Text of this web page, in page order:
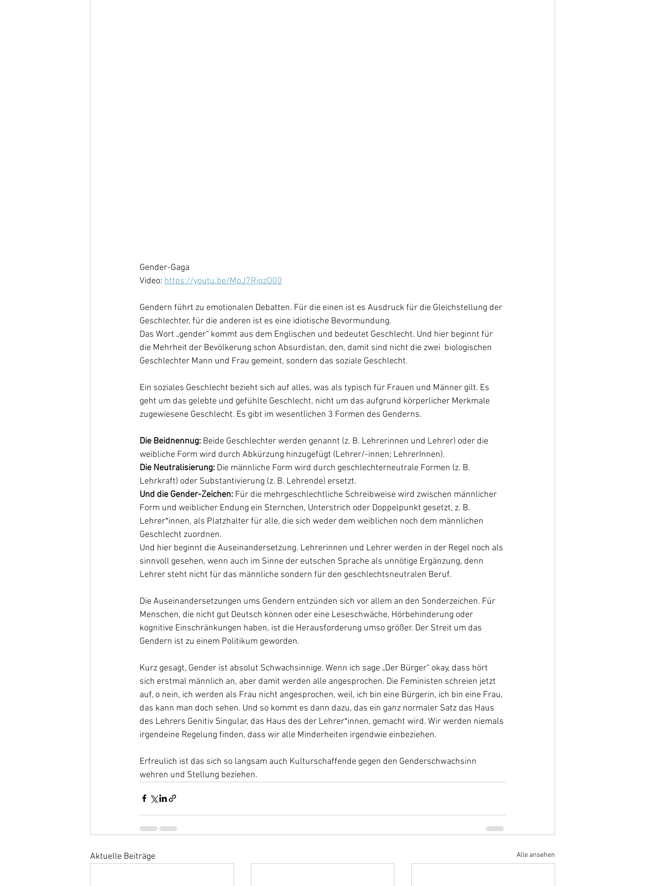
Gender-Gaga
Video: https://youtu.be/MpJ7RjozO00
Gendern führt zu emotionalen Debatten. Für die einen ist es Ausdruck für die Gleichstellung der
Geschlechter, für die anderen ist es eine idiotische Bevormundung.
Das Wort „gender“ kommt aus dem Englischen und bedeutet Geschlecht. Und hier beginnt für
die Mehrheit der Bevölkerung schon Absurdistan, den, damit sind nicht die zwei  biologischen
Geschlechter Mann und Frau gemeint, sondern das soziale Geschlecht.
Ein soziales Geschlecht bezieht sich auf alles, was als typisch für Frauen und Männer gilt. Es
geht um das gelebte und gefühlte Geschlecht, nicht um das aufgrund körperlicher Merkmale
zugewiesene Geschlecht. Es gibt im wesentlichen 3 Formen des Genderns.
Die Beidnennug: Beide Geschlechter werden genannt (z. B. Lehrerinnen und Lehrer) oder die
weibliche Form wird durch Abkürzung hinzugefügt (Lehrer/-innen; LehrerInnen).
Die Neutralisierung: Die männliche Form wird durch geschlechterneutrale Formen (z. B.
Lehrkraft) oder Substantivierung (z. B. Lehrende) ersetzt.
Und die Gender-Zeichen: Für die mehrgeschlechtliche Schreibweise wird zwischen männlicher
Form und weiblicher Endung ein Sternchen, Unterstrich oder Doppelpunkt gesetzt, z. B.
Lehrer*innen, als Platzhalter für alle, die sich weder dem weiblichen noch dem männlichen
Geschlecht zuordnen.
Und hier beginnt die Auseinandersetzung. Lehrerinnen und Lehrer werden in der Regel noch als
sinnvoll gesehen, wenn auch im Sinne der eutschen Sprache als unnötige Ergänzung, denn
Lehrer steht nicht für das männliche sondern für den geschlechtsneutralen Beruf.
Die Auseinandersetzungen ums Gendern entzünden sich vor allem an den Sonderzeichen. Für
Menschen, die nicht gut Deutsch können oder eine Leseschwäche, Hörbehinderung oder
kognitive Einschränkungen haben, ist die Herausforderung umso größer. Der Streit um das
Gendern ist zu einem Politikum geworden.
Kurz gesagt, Gender ist absolut Schwachsinnige. Wenn ich sage „Der Bürger“ okay, dass hört
sich erstmal männlich an, aber damit werden alle angesprochen. Die Feministen schreien jetzt
auf, o nein, ich werden als Frau nicht angesprochen, weil, ich bin eine Bürgerin, ich bin eine Frau,
das kann man doch sehen. Und so kommt es dann dazu, das ein ganz normaler Satz das Haus
des Lehrers Genitiv Singular, das Haus des der Lehrer*innen, gemacht wird. Wir werden niemals
irgendeine Regelung finden, dass wir alle Minderheiten irgendwie einbeziehen.
Erfreulich ist das sich so langsam auch Kulturschaffende gegen den Genderschwachsinn
wehren und Stellung beziehen.
Aktuelle Beiträge Alle ansehen